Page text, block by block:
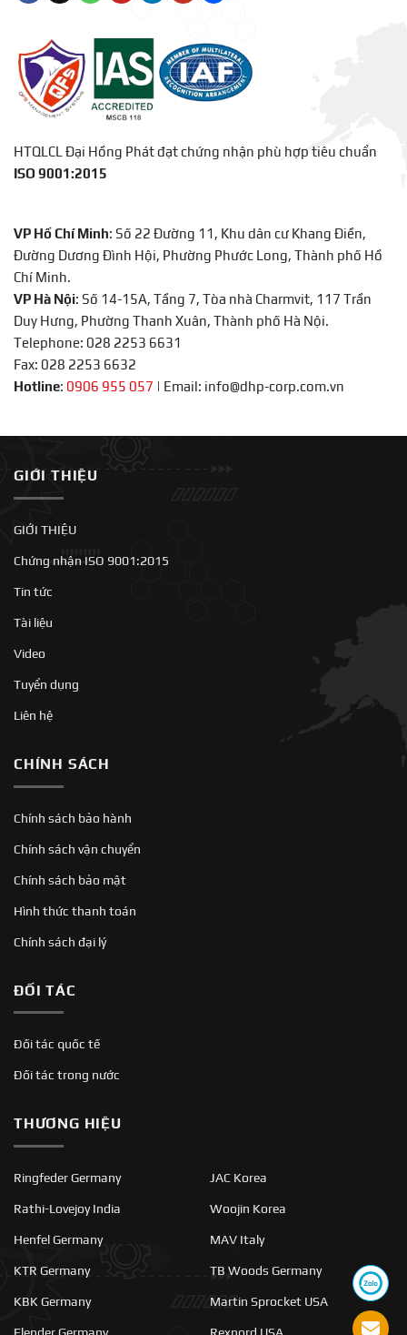
HTQLCL Đại Hồng Phát đạt chứng nhận phù hợp tiêu chuẩn
ISO 9001:2015
VP Hồ Chí Minh: Số 22 Đường 11, Khu dân cư Khang Điền,
Đường Dương Đình Hội, Phường Phước Long, Thành phố Hồ
Chí Minh.
VP Hà Nội: Số 14-15A, Tầng 7, Tòa nhà Charmvit, 117 Trần
Duy Hưng, Phường Thanh Xuân, Thành phố Hà Nội.
Telephone: 028 2253 6631
Fax: 028 2253 6632
Hotline: 0906 955 057 | Email: info@dhp-corp.com.vn
GIỚI THIỆU
GIỚI THIỆU
Chứng nhận ISO 9001:2015
Tin tức
Tài liệu
Video
Tuyển dụng
Liên hệ
CHÍNH SÁCH
Chính sách bảo hành
Chính sách vận chuyển
Chính sách bảo mật
Hình thức thanh toán
Chính sách đại lý
ĐỐI TÁC
Đối tác quốc tế
Đối tác trong nước
THƯƠNG HIỆU
Ringfeder Germany
Rathi-Lovejoy India
Henfel Germany
KTR Germany
KBK Germany
Flender Germany
JAC Korea
Woojin Korea
MAV Italy
TB Woods Germany
Martin Sprocket USA
Rexnord USA